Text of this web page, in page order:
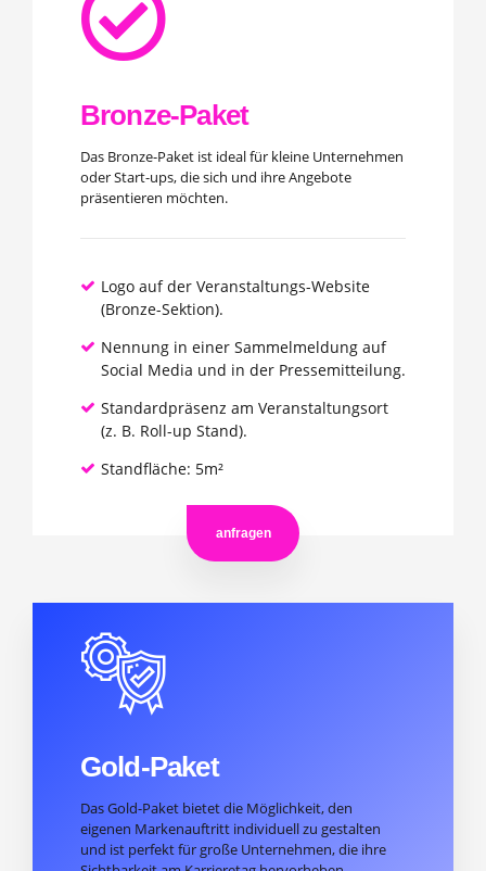
Bronze-Paket
Das Bronze-Paket ist ideal für kleine Unternehmen
oder Start-ups, die sich und ihre Angebote
präsentieren möchten.
Logo auf der Veranstaltungs-Website
(Bronze-Sektion).
Nennung in einer Sammelmeldung auf
Social Media und in der Pressemitteilung.
Standardpräsenz am Veranstaltungsort
(z. B. Roll-up Stand).
Standfläche: 5m²
anfragen
Gold-Paket
Das Gold-Paket bietet die Möglichkeit, den
eigenen Markenauftritt individuell zu gestalten
und ist perfekt für große Unternehmen, die ihre